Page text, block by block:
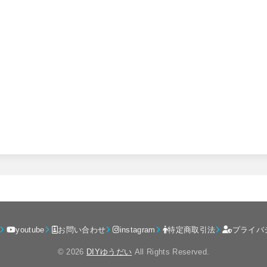
youtube お問い合わせ instagram 特定商取引法 プライバ
© 2026 DIYゆうだい All Rights Reserved.